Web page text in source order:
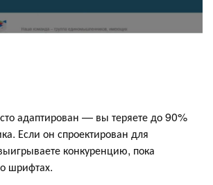
адаптирован — вы теряете до 90%
Если он спроектирован для
конкуренцию, пока
шрифтах.